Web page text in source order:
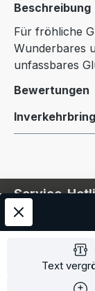
Beschreibung
Für fröhliche
Wunderbares
unfassbares
Bewertungen
Service-
Service
Information
Text